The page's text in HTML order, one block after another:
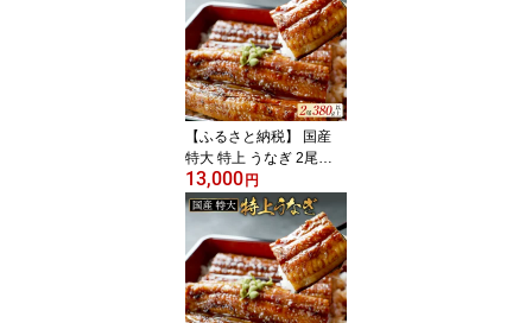
しい ウナギ 蒲焼き 蒲焼
かばやき 魚 魚介 魚貝 海
鮮 うな重 ひつまぶし 蒲
焼 訳あり ギフト 人気 お
すすめ 北海道 別海町 ふ
るさと納税 ）
【ふるさと納税】 国産
特大 特上 うなぎ 2尾
【発送時期が選べる】 合
計 380g 以上（ 190g × 2
尾 ）（ ふるさと納税 う
なぎ 国産 ふるさと納税
鰻 美味しい ふるさと 訳
あり うなぎ蒲焼 うなぎ
の蒲焼き 惣菜 湯せん レ
13,000 円